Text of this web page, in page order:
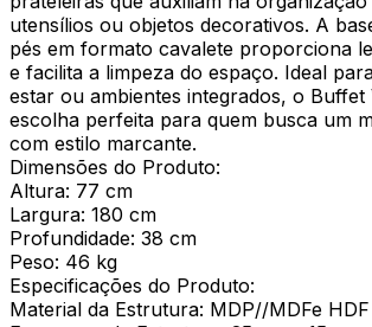
utensílios ou objetos decorativos. A
pés em formato cavalete proporciona
e facilita a limpeza do espaço. Ideal
estar ou ambientes integrados, o Buffet
escolha perfeita para quem busca um
com estilo marcante.
Dimensões do Produto:
Altura: 77 cm
Largura: 180 cm
Profundidade: 38 cm
Peso: 46 kg
Especificações do Produto:
Material da Estrutura: MDP//MDFe